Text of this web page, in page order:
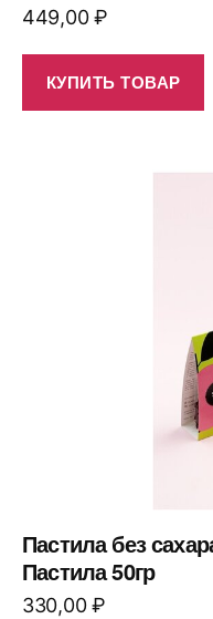
449,00₽
КУПИТЬ ТОВАР
Пастила без
Пастила 50гр
330,00₽